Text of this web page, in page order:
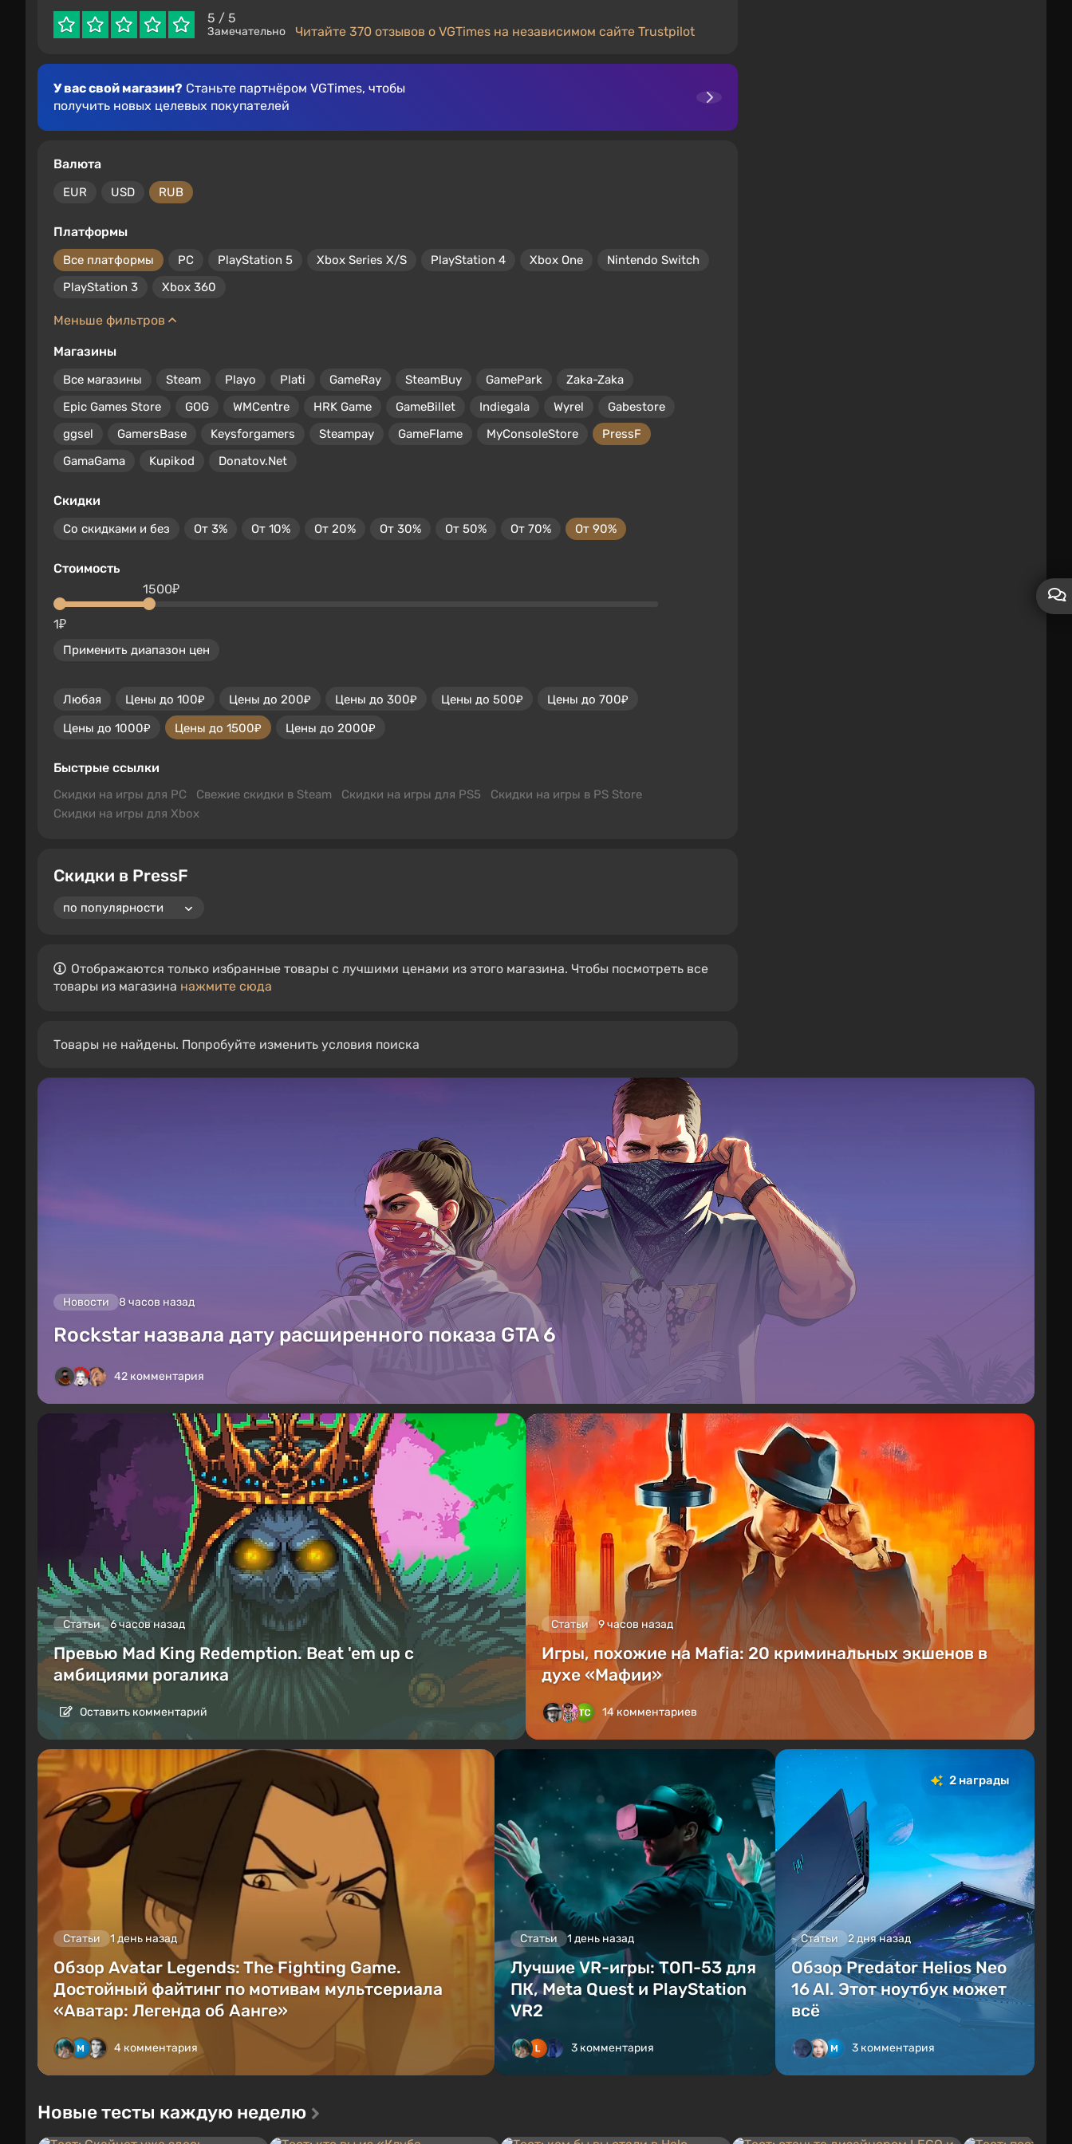
5 / 5
Замечательно Читайте 370 отзывов о VGTimes на независимом сайте Trustpilot
У вас свой магазин? Станьте партнёром VGTimes, чтобы
получить новых целевых покупателей
Валюта
EUR USD RUB
Платформы
Все платформы PC PlayStation 5 Xbox Series X/S PlayStation 4 Xbox One
Nintendo Switch
PlayStation 3
Xbox 360
Меньше фильтров
Магазины
Все магазины Steam Playo Plati GameRay SteamBuy GamePark
Zaka-Zaka
Epic Games Store
GOG WMCentre HRK Game GameBillet Indiegala Wyrel
Gabestore
ggsel
GamersBase Keysforgamers Steampay GameFlame MyConsoleStore
PressF
GamaGama
Kupikod Donatov.Net
Скидки
Со скидками и без От 3% От 10% От 20% От 30% От 50% От 70% От 90%
Стоимость
1₽
1500₽
Применить диапазон цен
Любая Цены до 100₽ Цены до 200₽ Цены до 300₽ Цены до 500₽
Цены до 700₽
Цены до 1000₽
Цены до 1500₽ Цены до 2000₽
Быстрые ссылки
Скидки на игры для PC Свежие скидки в Steam Скидки на игры для PS5
Скидки на игры в PS Store
Скидки на игры для Xbox
Скидки в PressF
Отображаются только избранные товары с лучшими ценами из этого магазина. Чтобы посмотреть все
товары из магазина нажмите сюда
Товары не найдены. Попробуйте изменить условия поиска
Новости 8 часов назад
Rockstar назвала дату расширенного показа GTA 6
42 комментария
Статьи 6 часов назад
Превью Mad King Redemption. Beat 'em up с
амбициями рогалика
Оставить комментарий
Статьи 9 часов назад
Игры, похожие на Mafia: 20 криминальных экшенов в
духе «Мафии»
14 комментариев
Статьи 1 день назад
Обзор Avatar Legends: The Fighting Game.
Достойный файтинг по мотивам мультсериала
«Аватар: Легенда об Аанге»
4 комментария
Статьи 1 день назад
Лучшие VR-игры: ТОП-53 для
ПК, Meta Quest и PlayStation
VR2
3 комментария
2 награды
Статьи 2 дня назад
Обзор Predator Helios Neo
16 AI. Этот ноутбук может
всё
3 комментария
Новые тесты каждую неделю